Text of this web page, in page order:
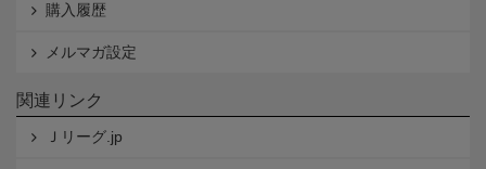
購入履歴
メルマガ設定
関連リンク
Ｊリーグ.jp